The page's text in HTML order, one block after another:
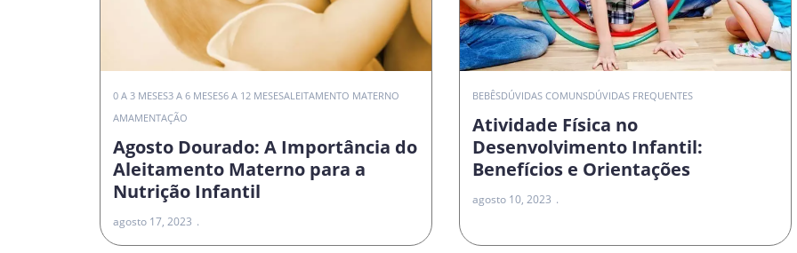
0 A 3 MESES3 A 6 MESES6 A 12 MESESALEITAMENTO MATERNO
AMAMENTAÇÃO
Agosto Dourado: A Importância do
Aleitamento Materno para a
Nutrição Infantil
agosto 17, 2023
BEBÊSDÚVIDAS COMUNSDÚVIDAS FREQUENTES
Atividade Física no
Desenvolvimento Infantil:
Benefícios e Orientações
agosto 10, 2023